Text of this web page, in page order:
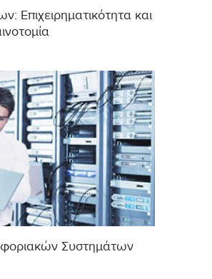
Επιχειρηματικότητα και
Συστημάτων